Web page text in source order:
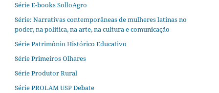
Série E-books SolloAgro
Série: Narrativas contemporâneas de mulheres latinas no
poder, na política, na arte, na cultura e comunicação
Série Patrimônio Histórico Educativo
Série Primeiros Olhares
Série Produtor Rural
Série PROLAM USP Debate